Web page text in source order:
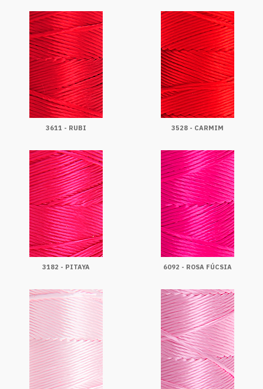
3611 - RUBI 3528 - CARMIM
3182 - PITAYA 6092 - ROSA FÚCSIA